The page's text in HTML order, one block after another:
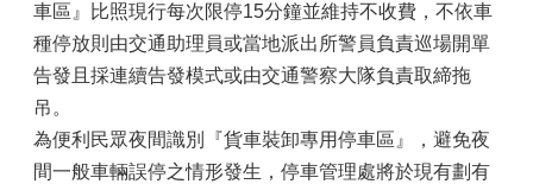
車區』比照現行每次限停15分鐘並維持不收費，不依車
種停放則由交通助理員或當地派出所警員負責巡場開單
告發且採連續告發模式或由交通警察大隊負責取締拖
吊。
為便利民眾夜間識別『貨車裝卸專用停車區』，避免夜
間一般車輛誤停之情形發生，停車管理處將於現有劃有